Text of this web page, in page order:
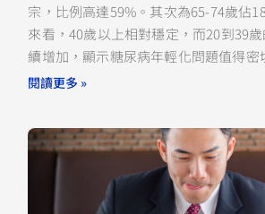
宗，比例高達59%。其次為65-74歲佔
來看，40歲以上相對穩定，而20到39
續增加，顯示糖尿病年輕化問題值得密
閱讀更多 »